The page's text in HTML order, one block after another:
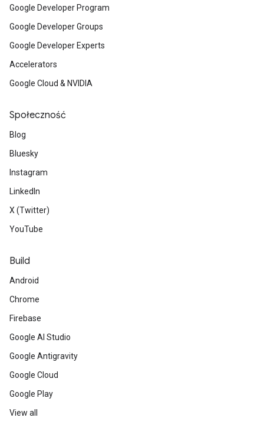
Google Developer Program
Google Developer Groups
Google Developer Experts
Accelerators
Google Cloud & NVIDIA
Społeczność
Blog
Bluesky
Instagram
LinkedIn
X (Twitter)
YouTube
Build
Android
Chrome
Firebase
Google AI Studio
Google Antigravity
Google Cloud
Google Play
View all